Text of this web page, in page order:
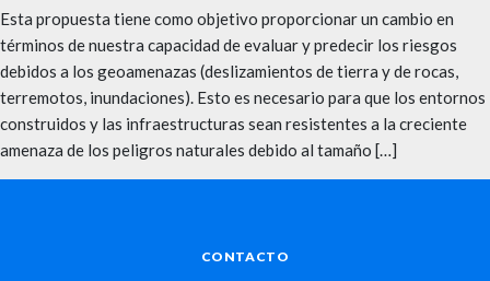
Esta propuesta tiene como objetivo proporcionar un cambio en
términos de nuestra capacidad de evaluar y predecir los riesgos
debidos a los geoamenazas (deslizamientos de tierra y de rocas,
terremotos, inundaciones). Esto es necesario para que los entornos
construidos y las infraestructuras sean resistentes a la creciente
amenaza de los peligros naturales debido al tamaño […]
CONTACTO